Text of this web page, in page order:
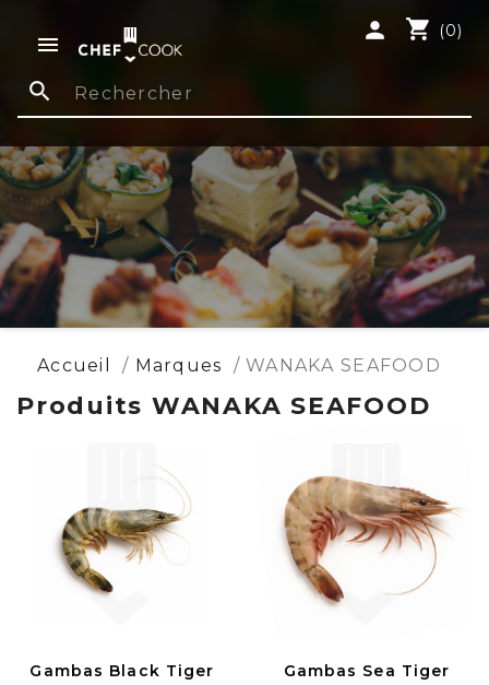

shopping_cart (0)
person
search
Accueil Marques WANAKA SEAFOOD
Produits WANAKA SEAFOOD
Gambas Black Tiger
Gambas Sea Tiger